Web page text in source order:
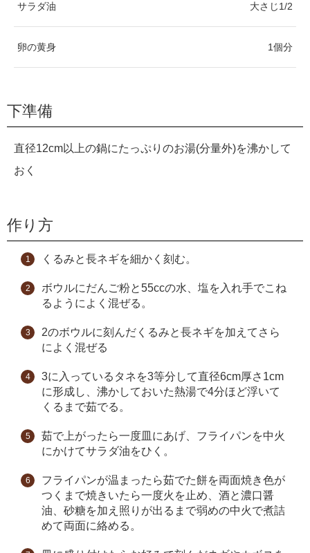
サラダ油 大さじ1/2
卵の黄身 1個分
下準備
直径12cm以上の鍋にたっぷりのお湯(分量外)を沸かして
おく
作り方
くるみと長ネギを細かく刻む。
ボウルにだんご粉と55ccの水、塩を入れ手でこね
るようによく混ぜる。
2のボウルに刻んだくるみと長ネギを加えてさら
によく混ぜる
3に入っているタネを3等分して直径6cm厚さ1cm
に形成し、沸かしておいた熱湯で4分ほど浮いて
くるまで茹でる。
茹で上がったら一度皿にあげ、フライパンを中火
にかけてサラダ油をひく。
フライパンが温まったら茹でた餅を両面焼き色が
つくまで焼きいたら一度火を止め、酒と濃口醤
油、砂糖を加え照りが出るまで弱めの中火で煮詰
めて両面に絡める。